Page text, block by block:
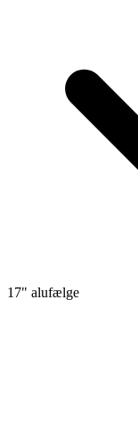
17" alufælge